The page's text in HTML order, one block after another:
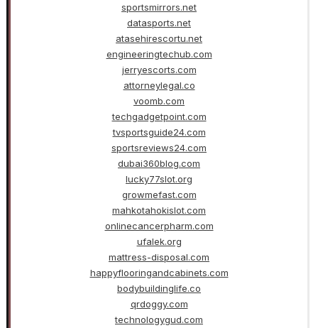
sportsmirrors.net
datasports.net
atasehirescortu.net
engineeringtechub.com
jerryescorts.com
attorneylegal.co
voomb.com
techgadgetpoint.com
tvsportsguide24.com
sportsreviews24.com
dubai360blog.com
lucky77slot.org
growmefast.com
mahkotahokislot.com
onlinecancerpharm.com
ufalek.org
mattress-disposal.com
happyflooringandcabinets.com
bodybuildinglife.co
qrdoggy.com
technologygud.com